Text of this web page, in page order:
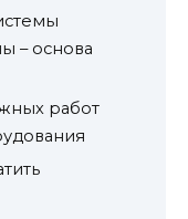
– основа
работ